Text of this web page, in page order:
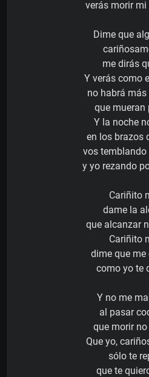
verás morir mi
Dime que
me dirás
Y verás como
no habrá más
que mueran
Y la noche
en los brazos
vos temblando
y yo rezando
Cariñito
dame la
que alcanzar
Cariñito
dime que me
como yo te
Y no me
al pasar
que morir no
Que yo,
sólo te
que te